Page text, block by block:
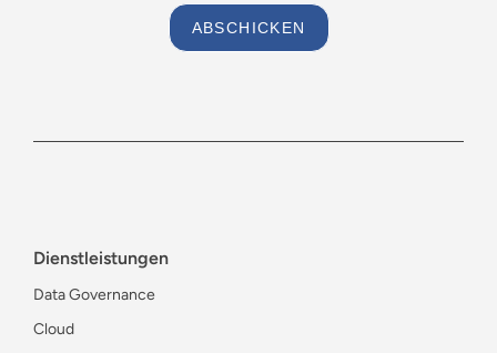
ABSCHICKEN
Dienstleistungen
Data Governance
Cloud